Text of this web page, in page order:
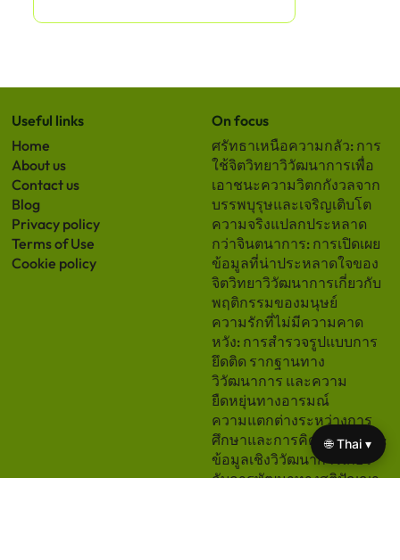
Useful links
Home
About us
Contact us
Blog
Privacy policy
Terms of Use
Cookie policy
On focus
ศรัทธาเหนือความกลัว: การ
ใช้จิตวิทยาวิวัฒนาการเพื่อ
เอาชนะความวิตกกังวลจาก
บรรพบุรุษและเจริญเติบโต
ความจริงแปลกประหลาด
กว่าจินตนาการ: การเปิดเผย
ข้อมูลที่น่าประหลาดใจของ
จิตวิทยาวิวัฒนาการเกี่ยวกับ
พฤติกรรมของมนุษย์
ความรักที่ไม่มีความคาด
หวัง: การสำรวจรูปแบบการ
ยึดติด รากฐานทาง
วิวัฒนาการ และความ
ยืดหยุ่นทางอารมณ์
ความแตกต่างระหว่างการ
ศึกษาและการคิดอย่างอิสระ:
ข้อมูลเชิงวิวัฒนาการเกี่ยว
กับการพัฒนาทางสติปัญญา
🌐 Thai ▾